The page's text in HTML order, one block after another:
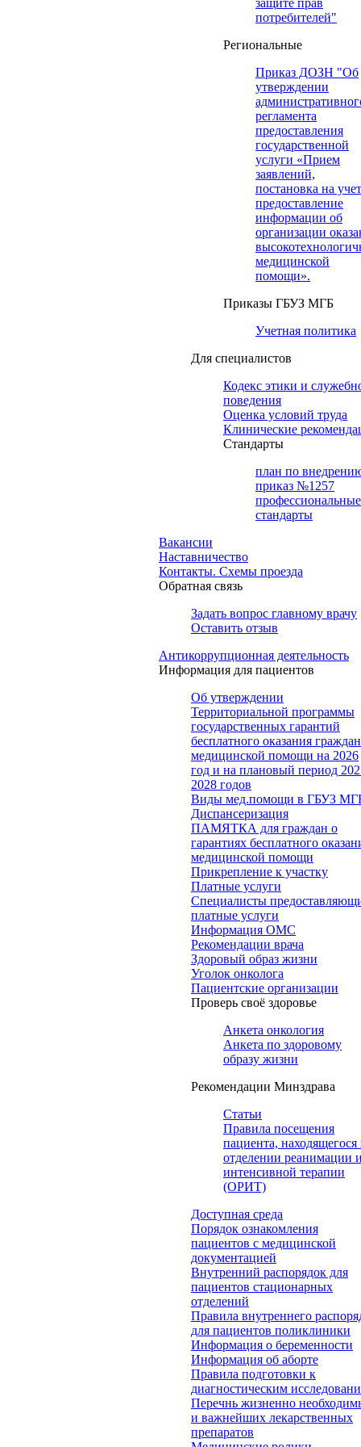
защите прав
потребителей"
Региональные
Приказ ДОЗН "Об
утверждении
регламента
предоставления
государственной
услуги «Прием
заявлений,
постановка на
предоставление
информации об
организации
медицинской
помощи».
Приказы ГБУЗ МГБ
Учетная политика
Для специалистов
Кодекс этики и
поведения
Оценка условий труда
Клинические
Cтандарты
план по
приказ №1257
профессиональные
стандарты
Вакансии
Наставничество
Контакты. Схемы проезда
Обратная связь
Задать вопрос главному врачу
Оставить отзыв
Антикоррупционная деятельность
Информация для пациентов
Об утверждении
Территориальной программы
государственных гарантий
бесплатного оказания
медицинской помощи на 2026
год и на плановый период
2028 годов
Виды мед.помощи в ГБУЗ
Диспансеризация
ПАМЯТКА для граждан о
гарантиях бесплатного
медицинской помощи
Прикрепление к участку
Платные услуги
Специалисты
платные услуги
Информация ОМС
Рекомендации врача
Здоровый образ жизни
Уголок онколога
Пациентские организации
Проверь своё здоровье
Анкета онкология
Анкета по здоровому
образу жизни
Рекомендации Минздрава
Статьи
Правила посещения
пациента, находящегося
отделении реанимации и
интенсивной терапии
(ОРИТ)
Доступная среда
Порядок ознакомления
пациентов с медицинской
документацией
Внутренний распорядок для
пациентов стационарных
отделений
Правила внутреннего
для пациентов поликлиники
Информация о беременности
Информация об аборте
Правила подготовки к
диагностическим
Перечнь жизненно
и важнейших лекарственных
препаратов